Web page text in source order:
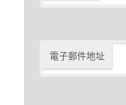
電子郵件地址